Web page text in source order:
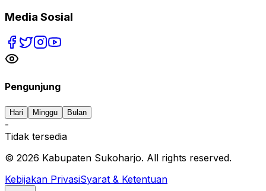
Media Sosial
Pengunjung
Hari Minggu Bulan
-
Tidak tersedia
© 2026 Kabupaten Sukoharjo. All rights reserved.
Kebijakan PrivasiSyarat & Ketentuan